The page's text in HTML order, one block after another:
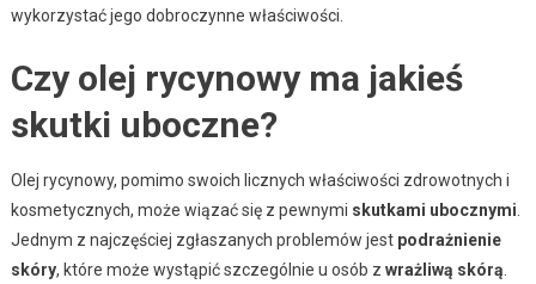
wykorzystać jego dobroczynne właściwości.
Czy olej rycynowy ma jakieś
skutki uboczne?
Olej rycynowy, pomimo swoich licznych właściwości zdrowotnych i
kosmetycznych, może wiązać się z pewnymi skutkami ubocznymi
Jednym z najczęściej zgłaszanych problemów jest podrażnienie
skóry, które może wystąpić szczególnie u osób z wrażliwą skórą